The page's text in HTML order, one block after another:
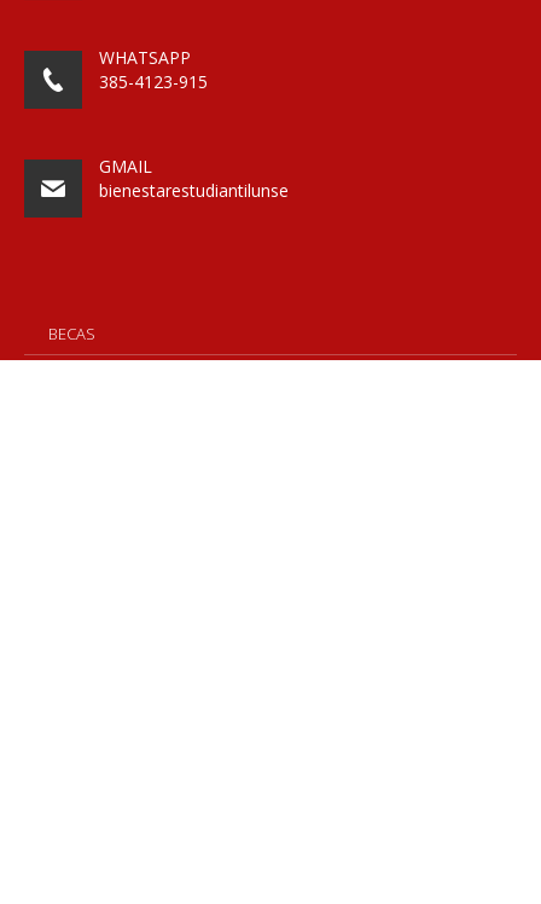
WHATSAPP
385-4123-915
GMAIL
bienestarestudiantilunse
BECAS